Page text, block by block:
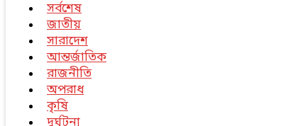
সর্বশেষ
জাতীয়
সারাদেশ
আন্তর্জাতিক
রাজনীতি
অপরাধ
কৃষি